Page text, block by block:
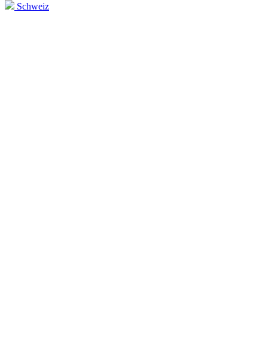
Schweiz